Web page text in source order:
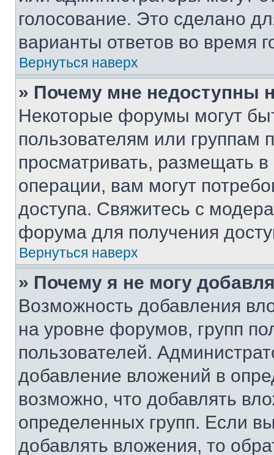
голосование. Это сделано
варианты ответов во время
Вернуться наверх
» Почему мне недоступны
Некоторые форумы могут
пользователям или группам
просматривать, размещать
операции, вам могут
доступа. Свяжитесь с
форума для получения
Вернуться наверх
» Почему я не могу
Возможность добавления
на уровне форумов, групп
пользователей.
добавление вложений в
возможно, что добавлять
определенных групп. Если
добавлять вложения, то